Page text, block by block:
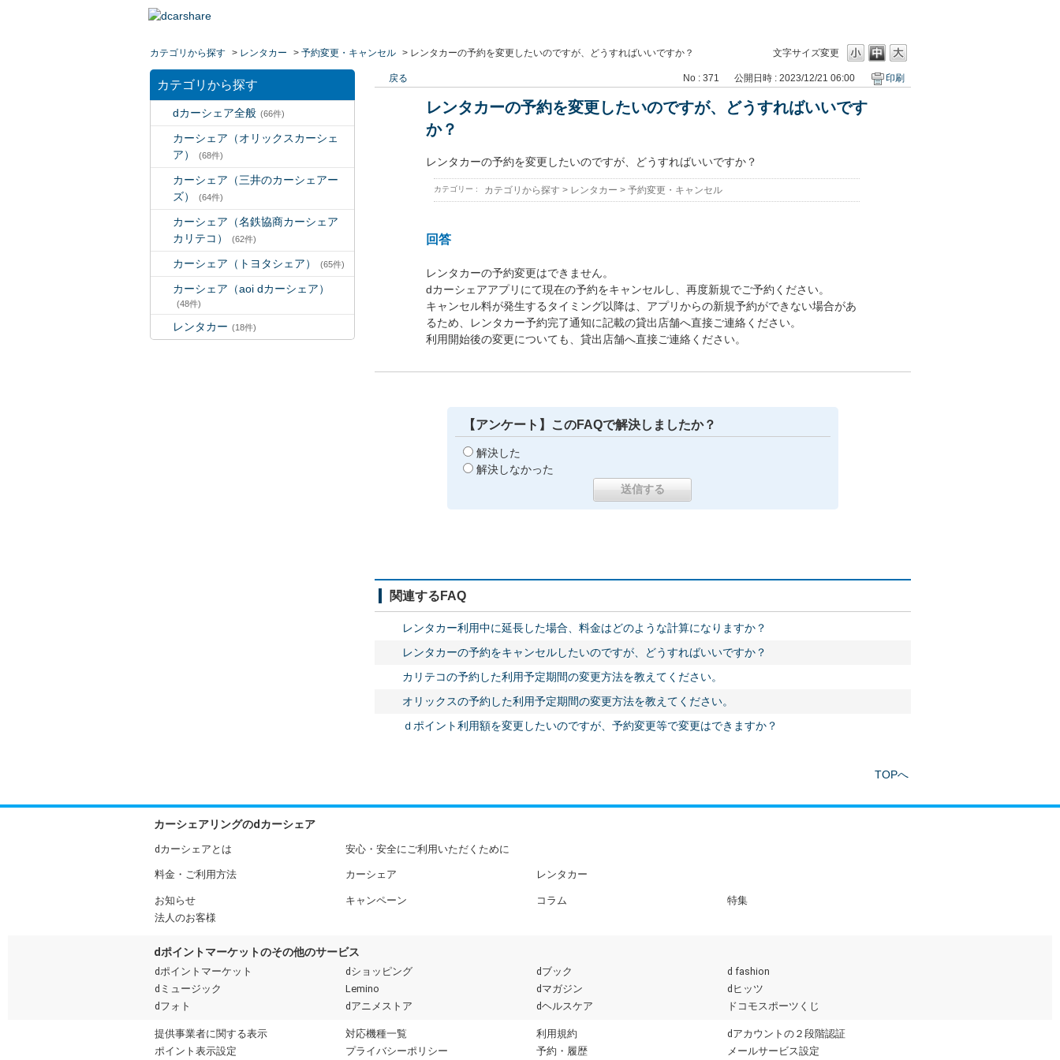
文字サイズ変更
カテゴリから探す > レンタカー > 予約変更・キャンセル > レンタカーの予約を変更したいのですが、どうすればいいですか？
カテゴリから探す
dカーシェア全般 (66件)
カーシェア（オリックスカーシェ
ア）
(68件)
カーシェア（三井のカーシェアー
ズ）
(64件)
カーシェア（名鉄協商カーシェア
カリテコ）
(62件)
カーシェア（トヨタシェア） (65件)
カーシェア（aoi dカーシェア）
(48件)
レンタカー (18件)
戻る No : 371 公開日時 : 2023/12/21 06:00 印刷
レンタカーの予約を変更したいのですが、どうすればいいです
か？
レンタカーの予約を変更したいのですが、どうすればいいですか？
カテゴリー : カテゴリから探す > レンタカー > 予約変更・キャンセル
回答
レンタカーの予約変更はできません。
dカーシェアアプリにて現在の予約をキャンセルし、再度新規でご予約ください。
キャンセル料が発生するタイミング以降は、アプリからの新規予約ができない場合があ
るため、レンタカー予約完了通知に記載の貸出店舗へ直接ご連絡ください。
利用開始後の変更についても、貸出店舗へ直接ご連絡ください。
【アンケート】このFAQで解決しましたか？
解決した
解決しなかった
関連するFAQ
レンタカー利用中に延長した場合、料金はどのような計算になりますか？
レンタカーの予約をキャンセルしたいのですが、どうすればいいですか？
カリテコの予約した利用予定期間の変更方法を教えてください。
オリックスの予約した利用予定期間の変更方法を教えてください。
ｄポイント利用額を変更したいのですが、予約変更等で変更はできますか？
TOPへ
カーシェアリングのdカーシェア
dカーシェアとは 安心・安全にご利用いただくために
料金・ご利用方法 カーシェア レンタカー
お知らせ キャンペーン コラム
特集
法人のお客様
dポイントマーケットのその他のサービス
dポイントマーケット dショッピング dブック
d fashion
dミュージック
Lemino dマガジン
dヒッツ
dフォト
dアニメストア dヘルスケア ドコモスポーツくじ
提供事業者に関する表示 対応機種一覧 利用規約
dアカウントの２段階認証
ポイント表示設定
プライバシーポリシー 予約・履歴 メールサービス設定